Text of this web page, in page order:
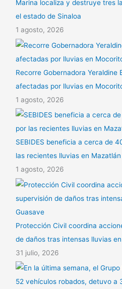
Marina localiza y destruye tres
el estado de Sinaloa
1 agosto, 2026
Recorre Gobernadora Yeraldine
afectadas por lluvias en
1 agosto, 2026
SEBIDES beneficia a cerca de
las recientes lluvias en
1 agosto, 2026
Protección Civil coordina
de daños tras intensas lluvias
31 julio, 2026